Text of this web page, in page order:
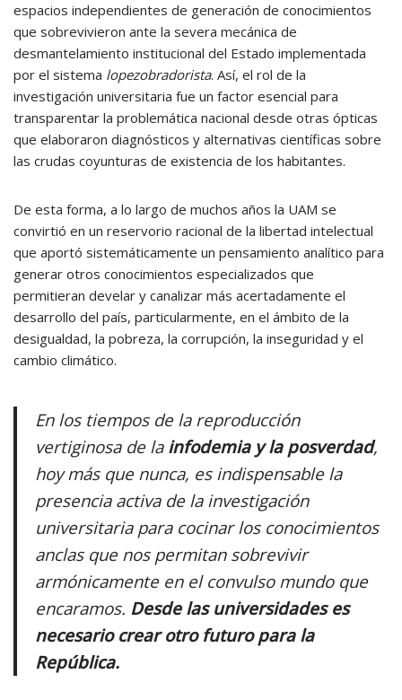
espacios independientes de generación de conocimientos
que sobrevivieron ante la severa mecánica de
desmantelamiento institucional del Estado implementada
por el sistema lopezobradorista. Así, el rol de la
investigación universitaria fue un factor esencial para
transparentar la problemática nacional desde otras ópticas
que elaboraron diagnósticos y alternativas científicas sobre
las crudas coyunturas de existencia de los habitantes.
De esta forma, a lo largo de muchos años la UAM se
convirtió en un reservorio racional de la libertad intelectual
que aportó sistemáticamente un pensamiento analítico para
generar otros conocimientos especializados que
permitieran develar y canalizar más acertadamente el
desarrollo del país, particularmente, en el ámbito de la
desigualdad, la pobreza, la corrupción, la inseguridad y el
cambio climático.
En los tiempos de la reproducción
vertiginosa de la infodemia y la posverdad,
hoy más que nunca, es indispensable la
presencia activa de la investigación
universitaria para cocinar los conocimientos
anclas que nos permitan sobrevivir
armónicamente en el convulso mundo que
encaramos. Desde las universidades es
necesario crear otro futuro para la
República.